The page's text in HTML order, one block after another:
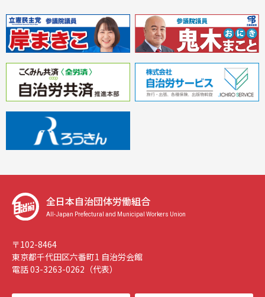
全日本自治団体労働組合
All-Japan Prefectural and Municipal Workers Union
〒102-8464
東京都千代田区六番町1 自治労会館
電話 03-3263-0262（代表）